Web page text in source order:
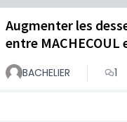
Augmenter les
entre MACHECOUL
BACHELIER 1